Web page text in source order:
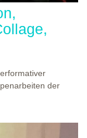
der
des